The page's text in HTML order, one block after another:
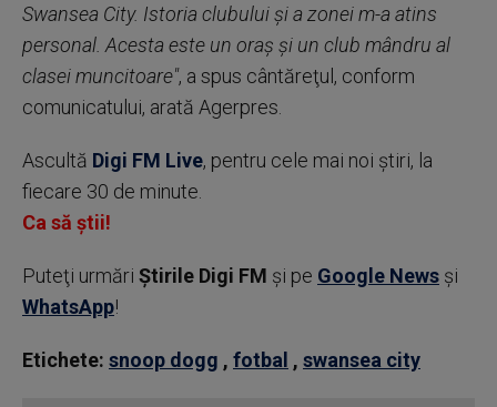
Swansea City. Istoria clubului şi a zonei m-a atins
personal. Acesta este un oraş şi un club mândru al
clasei muncitoare", a spus cântăreţul, conform
comunicatului, arată Agerpres.
Ascultă Digi FM Live, pentru cele mai noi știri, la
fiecare 30 de minute.
Ca să știi!
Puteţi urmări Știrile Digi FM şi pe Google News şi
WhatsApp!
Etichete: snoop dogg , fotbal , swansea city